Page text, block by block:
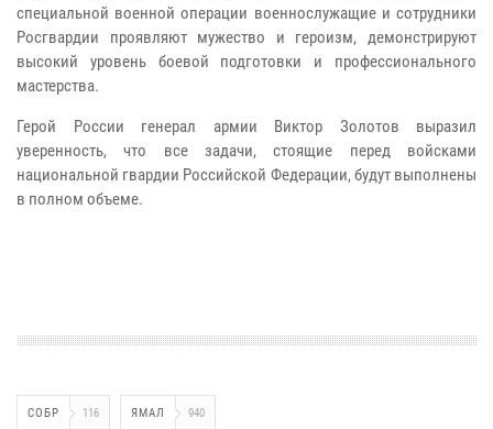
специальной военной операции военнослужащие и сотрудники
Росгвардии проявляют мужество и героизм, демонстрируют
высокий уровень боевой подготовки и профессионального
мастерства.
Герой России генерал армии Виктор Золотов выразил
уверенность, что все задачи, стоящие перед войсками
национальной гвардии Российской Федерации, будут выполнены
в полном объеме.
СОБР 116 ЯМАЛ 940